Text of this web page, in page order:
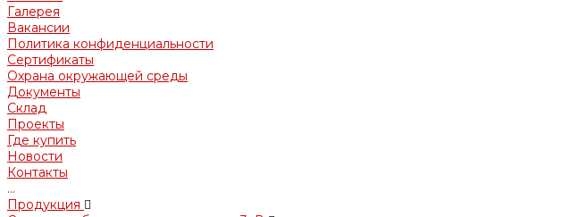
Галерея
Вакансии
Политика конфиденциальности
Сертификаты
Охрана окружающей среды
Документы
Склад
Проекты
Где купить
Новости
Контакты
...
Продукция